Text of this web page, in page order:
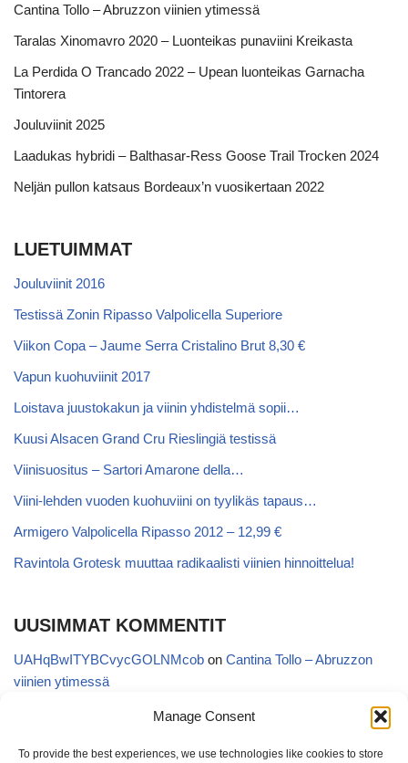
Manage Consent
To provide the best experiences, we use technologies like cookies to store
Cantina Tollo – Abruzzon viinien ytimessä
Taralas Xinomavro 2020 – Luonteikas punaviini Kreikasta
La Perdida O Trancado 2022 – Upean luonteikas Garnacha
Tintorera
Jouluviinit 2025
Laadukas hybridi – Balthasar-Ress Goose Trail Trocken 2024
Neljän pullon katsaus Bordeaux’n vuosikertaan 2022
LUETUIMMAT
Jouluviinit 2016
Testissä Zonin Ripasso Valpolicella Superiore
Viikon Copa – Jaume Serra Cristalino Brut 8,30 €
Vapun kuohuviinit 2017
Loistava juustokakun ja viinin yhdistelmä sopii…
Kuusi Alsacen Grand Cru Rieslingiä testissä
Viinisuositus – Sartori Amarone della…
Viini-lehden vuoden kuohuviini on tyylikäs tapaus…
Armigero Valpolicella Ripasso 2012 – 12,99 €
Ravintola Grotesk muuttaa radikaalisti viinien hinnoittelua!
UUSIMMAT KOMMENTIT
UAHqBwITYBCvycGOLNMcob on Cantina Tollo – Abruzzon
viinien ytimessä
EgVGGttRTxKfbqUaWNglbonCantina Tollo – Abruzzon viinien